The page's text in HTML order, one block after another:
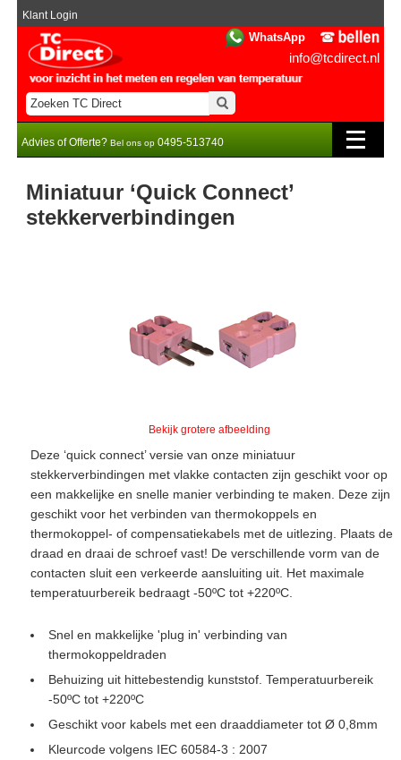
WhatsApp
info@tcdirect.nl
Klant Login
Advies of Offerte? Bel ons op 0495-513740
Miniatuur ‘Quick Connect’
stekkerverbindingen
Bekijk grotere afbeelding
Deze ‘quick connect’ versie van onze miniatuur
stekkerverbindingen met vlakke contacten zijn geschikt voor op
een makkelijke en snelle manier verbinding te maken. Deze zijn
geschikt voor het verbinden van thermokoppels en
thermokoppel- of compensatiekabels met de uitlezing. Plaats de
draad en draai de schroef vast! De verschillende vorm van de
contacten sluit een verkeerde aansluiting uit. Het maximale
temperatuurbereik bedraagt -50ºC tot +220ºC.
Snel en makkelijke 'plug in' verbinding van
thermokoppeldraden
Behuizing uit hittebestendig kunststof. Temperatuurbereik
-50ºC tot +220ºC
Geschikt voor kabels met een draaddiameter tot Ø 0,8mm
Kleurcode volgens IEC 60584-3 : 2007